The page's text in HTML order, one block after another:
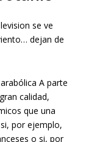
se ve
dejan de
A parte
calidad,
que una
por ejemplo,
o si, por